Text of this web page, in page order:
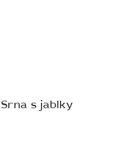
s jablky